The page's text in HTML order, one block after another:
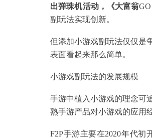
出弹珠机活动，《大富翁
副玩法实现创新。
但添加小游戏副玩法仅仅是
表面看起来那么简单。
小游戏副玩法的发展规模
手游中植入小游戏的理念可
熟手游产品对小游戏的应用
F2P手游主要在2020年代